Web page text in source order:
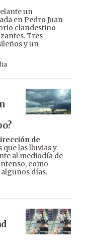
un
en Pedro Juan
clandestino
Tres
y un
de
que las lluvias y
al mediodía de
como
días.